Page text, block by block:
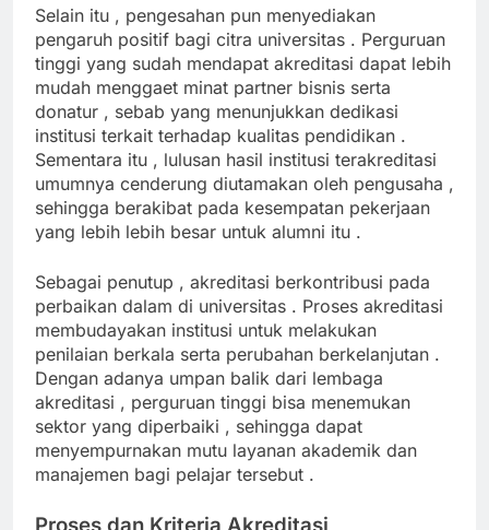
Selain itu , pengesahan pun menyediakan
pengaruh positif bagi citra universitas . Perguruan
tinggi yang sudah mendapat akreditasi dapat lebih
mudah menggaet minat partner bisnis serta
donatur , sebab yang menunjukkan dedikasi
institusi terkait terhadap kualitas pendidikan .
Sementara itu , lulusan hasil institusi terakreditasi
umumnya cenderung diutamakan oleh pengusaha ,
sehingga berakibat pada kesempatan pekerjaan
yang lebih lebih besar untuk alumni itu .
Sebagai penutup , akreditasi berkontribusi pada
perbaikan dalam di universitas . Proses akreditasi
membudayakan institusi untuk melakukan
penilaian berkala serta perubahan berkelanjutan .
Dengan adanya umpan balik dari lembaga
akreditasi , perguruan tinggi bisa menemukan
sektor yang diperbaiki , sehingga dapat
menyempurnakan mutu layanan akademik dan
manajemen bagi pelajar tersebut .